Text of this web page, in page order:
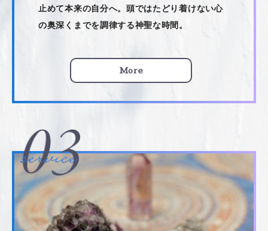
止めて本来の自分へ。頭ではたどり着けない心
の奥深くまでを調律する神聖な時間。
More